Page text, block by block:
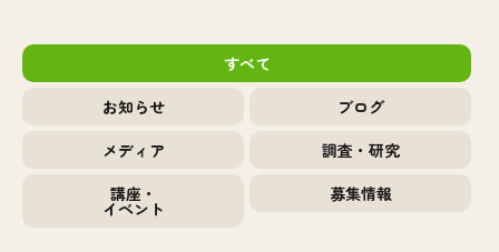
すべて
お知らせ
ブログ
メディア
調査・研究
講座・
イベント
募集情報